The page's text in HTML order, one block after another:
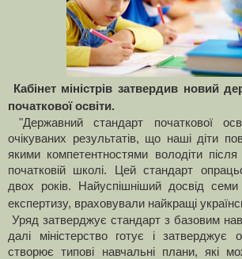
Кабінет міністрів затвердив новий
початкової освіти.
"Державний стандарт початкової
очікуваних результатів, що наші діти
якими компетентностями володіти
початковій школі. Цей стандарт
двох років. Найуспішніший досвід семи
експертизу, враховували найкращі
Уряд затверджує стандарт з базовим
далі міністерство готує і затверджує
створює типові навчальні плани, які